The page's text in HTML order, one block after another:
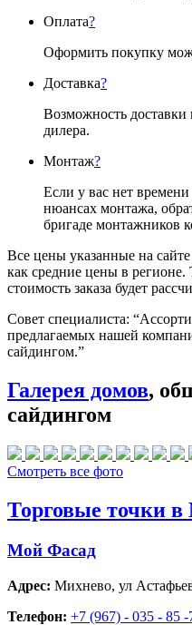
Оплата?
Оформить покупку
Доставка?
Возможность
дилера.
Монтаж?
Если у вас нет времени
нюансах монтажа,
бригаде монтажников
Все цены указанные на
как средние цены в
стоимость заказа будет
Совет специалиста:
предлагаемых нашей
сайдингом.”
Галерея домов,
сайдингом
Смотреть все фото
Торговые точки
Мой Фасад
Адрес: Михнево, ул
Телефон: +7 (967) - 035 - 85 -